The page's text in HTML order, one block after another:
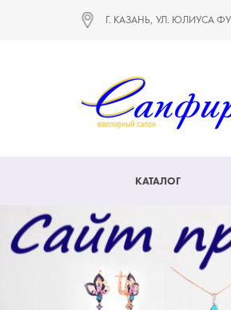
Г. КАЗАНЬ, УЛ. ЮЛИУСА
КАТАЛОГ